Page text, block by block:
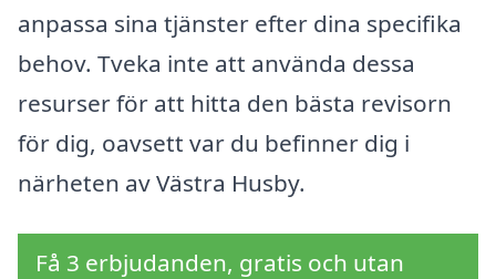
anpassa sina tjänster efter dina specifika
behov. Tveka inte att använda dessa
resurser för att hitta den bästa revisorn
för dig, oavsett var du befinner dig i
närheten av Västra Husby.
Få 3 erbjudanden, gratis och utan